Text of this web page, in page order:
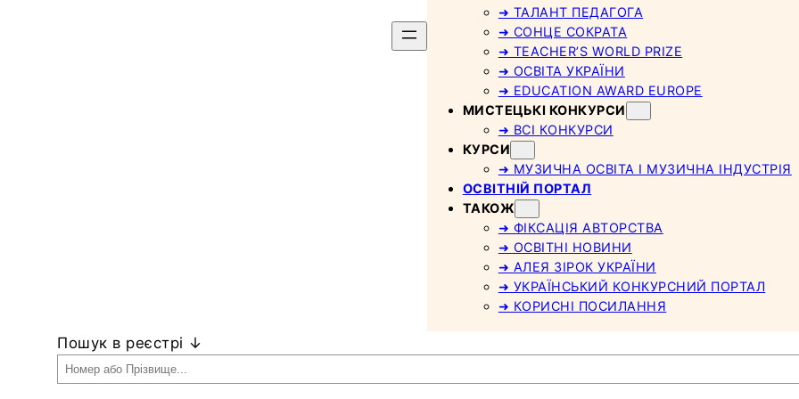
➜ ТАЛАНТ ПЕДАГОГА
➜ СОНЦЕ СОКРАТА
➜ TEACHER’S WORLD PRIZE
➜ ОСВІТА УКРАЇНИ
➜ EDUCATION AWARD EUROPE
МИСТЕЦЬКІ КОНКУРСИ
➜ ВСІ КОНКУРСИ
КУРСИ
➜ МУЗИЧНА ОСВІТА І МУЗИЧНА ІНДУСТРІЯ
ОСВІТНІЙ ПОРТАЛ
ТАКОЖ
➜ ФІКСАЦІЯ АВТОРСТВА
➜ ОСВІТНІ НОВИНИ
➜ АЛЕЯ ЗІРОК УКРАЇНИ
➜ УКРАЇНСЬКИЙ КОНКУРСНИЙ ПОРТАЛ
➜ КОРИСНІ ПОСИЛАННЯ
Пошук в реєстрі ↓